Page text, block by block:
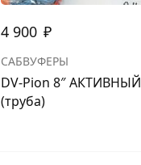
4 900 ₽
САБВУФЕРЫ
DV-Pion 8″ АКТИВНЫЙ
(труба)